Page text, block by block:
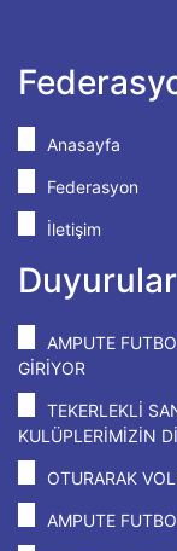
Anasayfa
Federasyon
İletişim
Duyurular
AMPUTE
GİRİYOR
TEKERLEKLİ
KULÜPLERİMİZİN
OTURARAK
AMPUTE